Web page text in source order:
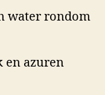
water rondom
en azuren